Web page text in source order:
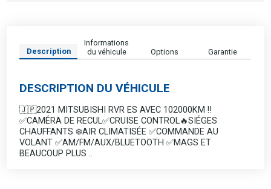
Description
Informations
du véhicule
Options Garantie
DESCRIPTION DU VÉHICULE
🇯🇵2021 MITSUBISHI RVR ES AVEC 102000KM ‼️
✅CAMÉRA DE RECUL✅CRUISE CONTROL🔥SIÉGES
CHAUFFANTS ❄️AIR CLIMATISÉE ✅COMMANDE AU
VOLANT ✅AM/FM/AUX/BLUETOOTH ✅MAGS ET
BEAUCOUP PLUS ..